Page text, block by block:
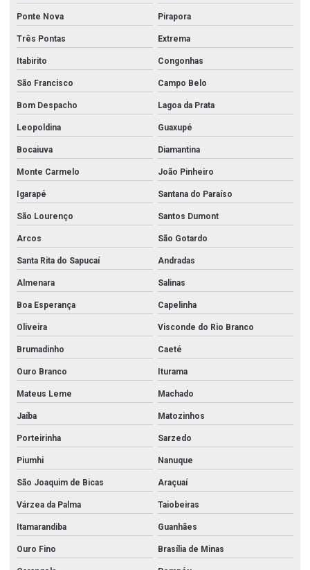
Ponte Nova Pirapora
Três Pontas Extrema
Itabirito Congonhas
São Francisco Campo Belo
Bom Despacho Lagoa da Prata
Leopoldina Guaxupé
Bocaiuva Diamantina
Monte Carmelo João Pinheiro
Igarapé Santana do Paraíso
São Lourenço Santos Dumont
Arcos São Gotardo
Santa Rita do Sapucaí Andradas
Almenara Salinas
Boa Esperança Capelinha
Oliveira Visconde do Rio Branco
Brumadinho Caeté
Ouro Branco Iturama
Mateus Leme Machado
Jaíba Matozinhos
Porteirinha Sarzedo
Piumhi Nanuque
São Joaquim de Bicas Araçuaí
Várzea da Palma Taiobeiras
Itamarandiba Guanhães
Ouro Fino Brasília de Minas